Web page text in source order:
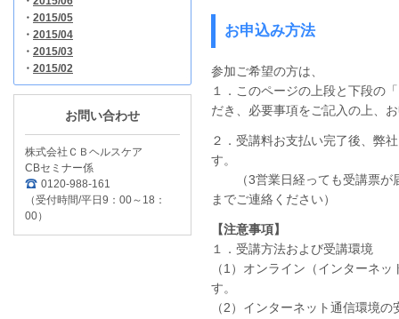
・ 2015/05
・ 2015/04
・ 2015/03
・ 2015/02
お問い合わせ
株式会社ＣＢヘルスケア
CBセミナー係
0120-988-161
（受付時間/平日9：00～18：
00）
お申込み方法
参加ご希望の方は、
１．このページの上段と下段の
だき、必要事項をご記入の上、
２．受講料お支払い完了後、弊
す。
（3営業日経っても受講票が
までご連絡ください）
【注意事項】
１．受講方法および受講環境
（1）オンライン（インターネ
す。
（2）インターネット通信環境